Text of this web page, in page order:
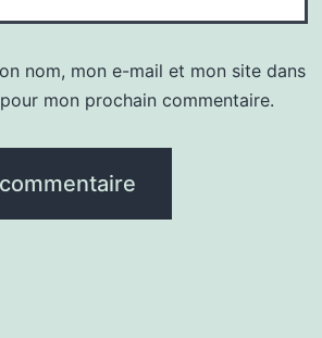
nom, mon e-mail et mon site dans
mon prochain commentaire.